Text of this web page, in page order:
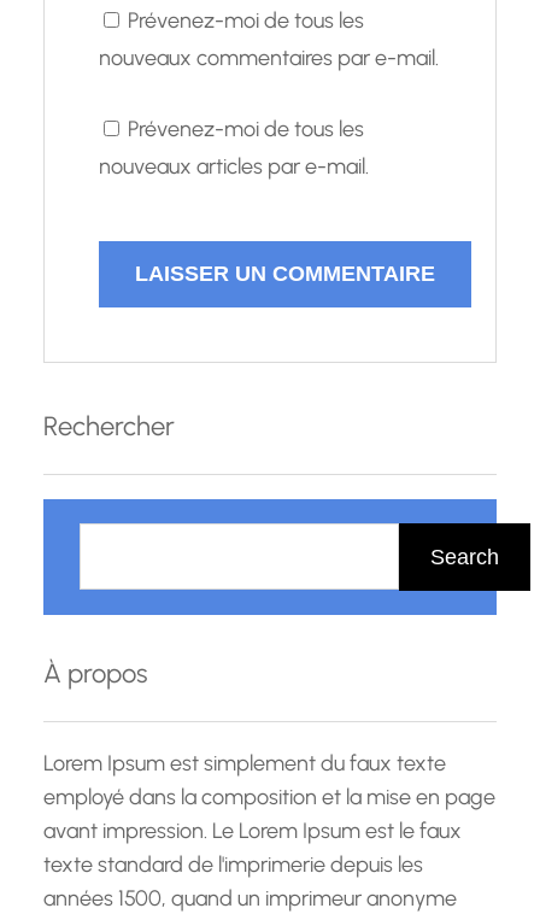
Prévenez-moi de tous les
nouveaux commentaires par e-mail.
Prévenez-moi de tous les
nouveaux articles par e-mail.
Rechercher
h
r
c
h
Search
À propos
Lorem Ipsum est simplement du faux texte
employé dans la composition et la mise en page
avant impression. Le Lorem Ipsum est le faux
texte standard de l'imprimerie depuis les
années 1500, quand un imprimeur anonyme